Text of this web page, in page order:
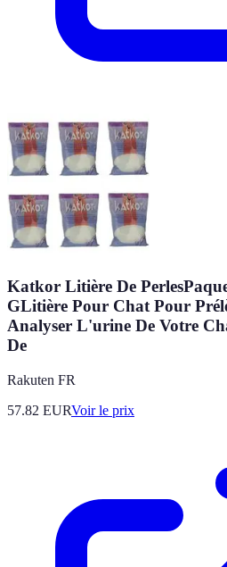
Katkor Litière De
GLitière Pour Chat Pour
Analyser L'urine De Votre
De
Rakuten FR
57.82 EURVoir le prix